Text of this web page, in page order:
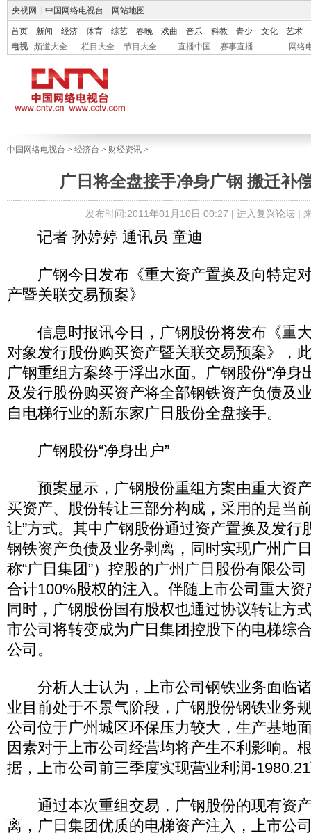
央视网 中国网络电视台 网站地图
首页 新闻 经济 体育 综艺 春晚 戏曲 音乐 科教 青少 文化
艺术
电视
频道大全 栏目大全 节目大全 直播中国 赛事直播 网络
中国网络电视台 > 经济台 > 财经资讯 >
广日将全盘接手净身广钢 搬迁补
发布时间:2011年01月10日 00:27 | 进入复兴论坛|
记者 孙婷婷 通讯员 童迪
广钢今日发布《重大资产置换及向特定
产暨关联交易预案》
信息时报讯今日，广钢股份将发布《重
对象发行股份购买资产暨关联交易预案》，
广钢重组方案终于浮出水面。广钢股份“净身
及发行股份购买资产将全部钢铁资产负债及
自电梯行业的新东家广日股份全盘接手。
广钢股份“净身出户”
预案显示，广钢股份重组方案由重大资
买资产、股份转让三部分构成，采用的是当
让”方式。其中广钢股份通过资产置换及发行
钢铁资产负债及业务剥离，同时实现广州广
称“广日集团”）控股的广州广日股份有限公司
合计100%股权的注入。伴随上市公司重大
同时，广钢股份国有股权也通过协议转让方
市公司将转变成为广日集团控股下的电梯综
公司。
分析人士认为，上市公司钢铁业务面临
业目前处于不景气阶段，广钢股份钢铁业务
公司位于广州城区环保压力较大，生产基地
因素对于上市公司经营均将产生不利影响。
据，上市公司前三季度实现营业利润-
通过本次重组交易，广钢股份的现有资
离，广日集团优质的电梯资产注入，上市公